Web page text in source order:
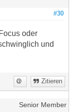
#30
oder
und
Zitieren
Senior Member